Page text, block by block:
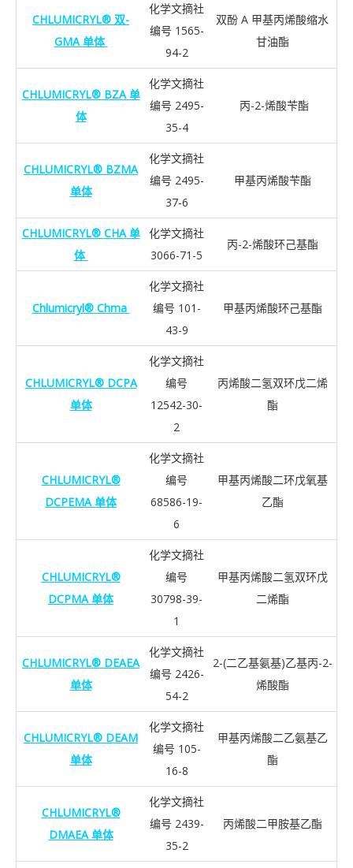
CHLUMICRYL® 双-
GMA 单体
化学文摘社
编号 1565-
94-2
双酚 A 甲基丙烯酸缩水
甘油酯
CHLUMICRYL® BZA 单
体
化学文摘社
编号 2495-
35-4
丙-2-烯酸苄酯
CHLUMICRYL® BZMA
单体
化学文摘社
编号 2495-
37-6
甲基丙烯酸苄酯
CHLUMICRYL® CHA 单
体
化学文摘社
3066-71-5
丙-2-烯酸环己基酯
Chlumicryl® Chma
化学文摘社
编号 101-
43-9
甲基丙烯酸环己基酯
CHLUMICRYL® DCPA
单体
化学文摘社
编号
12542-30-
2
丙烯酸二氢双环戊二烯
酯
CHLUMICRYL®
DCPEMA 单体
化学文摘社
编号
68586-19-
6
甲基丙烯酸二环戊氧基
乙酯
CHLUMICRYL®
DCPMA 单体
化学文摘社
编号
30798-39-
1
甲基丙烯酸二氢双环戊
二烯酯
CHLUMICRYL® DEAEA
单体
化学文摘社
编号 2426-
54-2
2-(二乙基氨基)乙基丙-2-
烯酸酯
CHLUMICRYL® DEAM
单体
化学文摘社
编号 105-
16-8
甲基丙烯酸二乙氨基乙
酯
CHLUMICRYL®
DMAEA 单体
化学文摘社
编号 2439-
35-2
丙烯酸二甲胺基乙酯